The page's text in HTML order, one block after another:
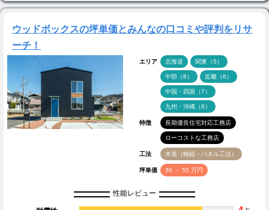
ウッドボックスの坪単価とみんなの口コミや評判をリサ
ーチ！
エリア 北海道 関東（5）
中部（8） 近畿（6）
中国・四国（7）
九州・沖縄（6）
特徴 長期優良住宅対応工務店
ローコストな工務店
工法 木造（軸組・パネル工法）
坪単価 36 ～ 55 万円
性能レビュー